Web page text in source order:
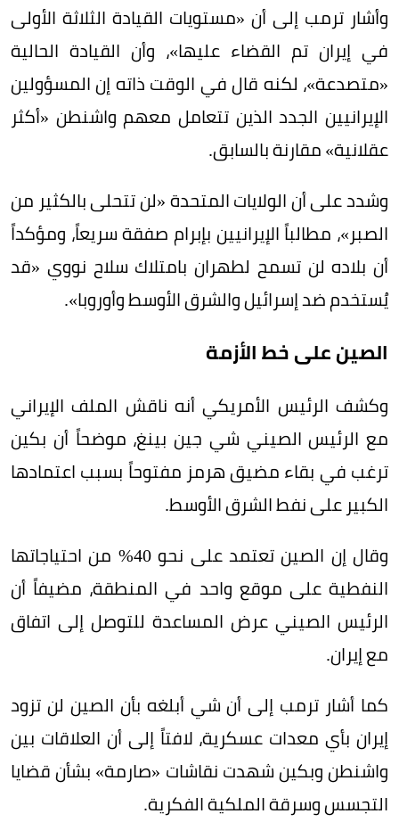
وأشار ترمب إلى أن «مستويات القيادة الثلاثة الأولى
في إيران تم القضاء عليها»، وأن القيادة الحالية
«متصدعة»، لكنه قال في الوقت ذاته إن المسؤولين
الإيرانيين الجدد الذين تتعامل معهم واشنطن «أكثر
عقلانية» مقارنة بالسابق.
وشدد على أن الولايات المتحدة «لن تتحلى بالكثير من
الصبر»، مطالباً الإيرانيين بإبرام صفقة سريعاً، ومؤكداً
أن بلاده لن تسمح لطهران بامتلاك سلاح نووي «قد
يُستخدم ضد إسرائيل والشرق الأوسط وأوروبا».
الصين على خط الأزمة
وكشف الرئيس الأمريكي أنه ناقش الملف الإيراني
مع الرئيس الصيني شي جين بينغ، موضحاً أن بكين
ترغب في بقاء مضيق هرمز مفتوحاً بسبب اعتمادها
الكبير على نفط الشرق الأوسط.
وقال إن الصين تعتمد على نحو 40% من احتياجاتها
النفطية على موقع واحد في المنطقة، مضيفاً أن
الرئيس الصيني عرض المساعدة للتوصل إلى اتفاق
مع إيران.
كما أشار ترمب إلى أن شي أبلغه بأن الصين لن تزود
إيران بأي معدات عسكرية، لافتاً إلى أن العلاقات بين
واشنطن وبكين شهدت نقاشات «صارمة» بشأن قضايا
التجسس وسرقة الملكية الفكرية.